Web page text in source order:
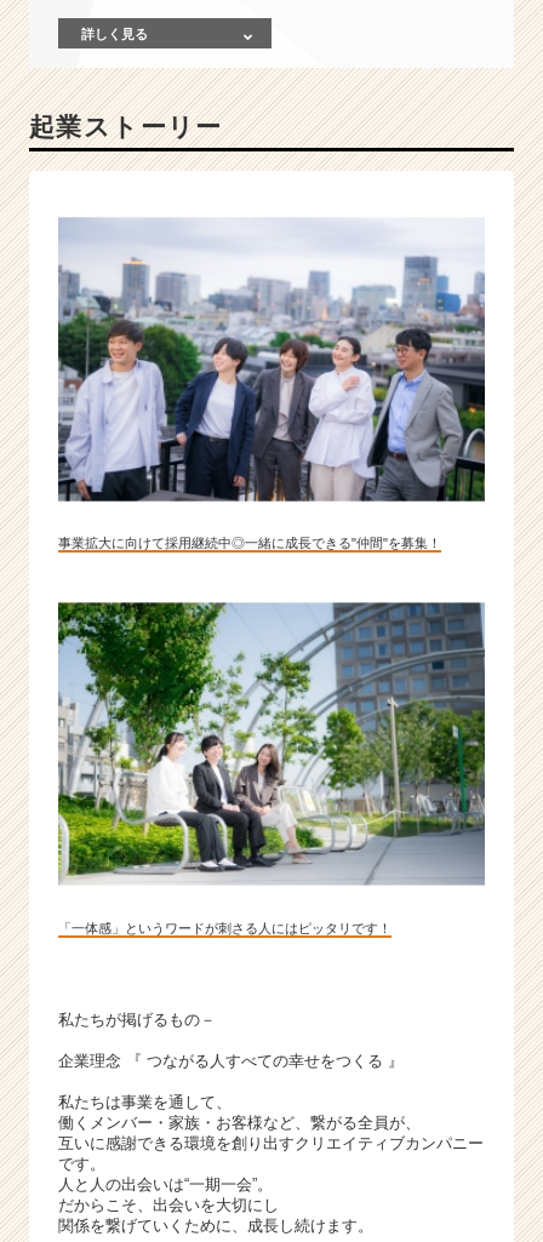
長
を
遂
げ
よ
う！！
|
ン
ャ
長
企
業
か
ら
ス
カ
ウ
ト
が
届
就
ト
チ
キ
ャ
リ
ア
（C
h
詳しく見る
起業ストーリー
事業拡大に向けて採用継続中◎一緒に成長できる"仲間"を募集！
「一体感」というワードが刺さる人にはピッタリです！
私たちが掲げるもの－
企業理念 『 つながる人すべての幸せをつくる 』
私たちは事業を通して、
働くメンバー・家族・お客様など、繋がる全員が、
互いに感謝できる環境を創り出すクリエイティブカンパニー
です。
人と人の出会いは“一期一会”。
だからこそ、出会いを大切にし
関係を繋げていくために、成長し続けます。